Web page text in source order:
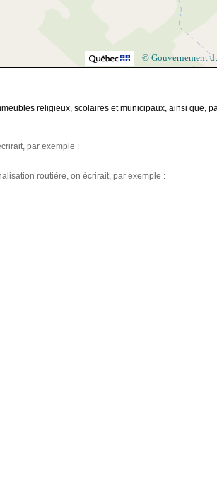
© Gouvernement
religieux, scolaires et municipaux, ainsi que,
par exemple :
routière, on écrirait, par exemple :